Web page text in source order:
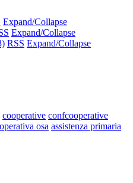
Expand/Collapse
Expand/Collapse
RSS Expand/Collapse
cooperative confcooperative
osa assistenza primaria